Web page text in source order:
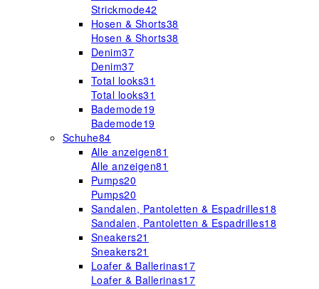
Strickmode42
Hosen & Shorts38
Hosen & Shorts38
Denim37
Denim37
Total looks31
Total looks31
Bademode19
Bademode19
Schuhe84
Alle anzeigen81
Alle anzeigen81
Pumps20
Pumps20
Sandalen, Pantoletten & Espadrilles18
Sandalen, Pantoletten & Espadrilles18
Sneakers21
Sneakers21
Loafer & Ballerinas17
Loafer & Ballerinas17